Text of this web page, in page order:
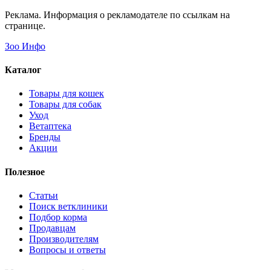
Реклама. Информация о рекламодателе по ссылкам на
странице.
Зоо Инфо
Каталог
Товары для кошек
Товары для собак
Уход
Ветаптека
Бренды
Акции
Полезное
Статьи
Поиск ветклиники
Подбор корма
Продавцам
Производителям
Вопросы и ответы